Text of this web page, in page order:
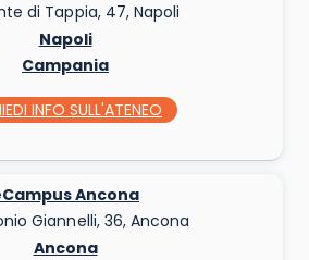
di Tappia, 47, Napoli
Napoli
Campania
INFO SULL'ATENEO
Ancona
Giannelli, 36, Ancona
Ancona